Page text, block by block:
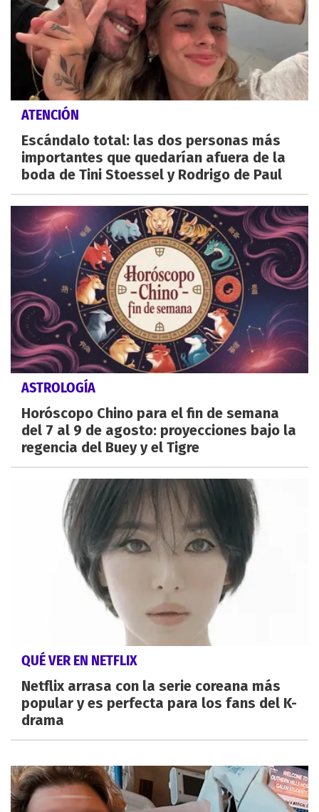
ATENCIÓN
Escándalo total: las dos personas más
importantes que quedarían afuera de la
boda de Tini Stoessel y Rodrigo de Paul
ASTROLOGÍA
Horóscopo Chino para el fin de semana
del 7 al 9 de agosto: proyecciones bajo la
regencia del Buey y el Tigre
QUÉ VER EN NETFLIX
Netflix arrasa con la serie coreana más
popular y es perfecta para los fans del K-
drama